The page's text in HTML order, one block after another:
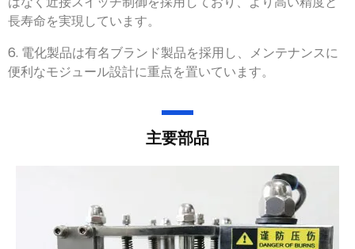
い精度と長寿命を実現しています
6. 電化製品は有名ブランド製品を採用し、 メンテナンスに
便利なモジュール設計に重点を置いています。
主要部品